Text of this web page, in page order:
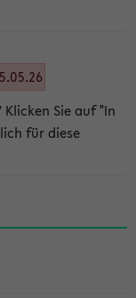
Klicken Sie auf "In
für diese